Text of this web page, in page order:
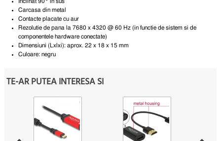
Carcasa din metal
Contacte placate cu aur
Rezolutie de pana la 7680 x 4320 @ 60 Hz (in functie de sistem si de
componentele hardware conectate)
Dimensiuni (Lxlxi): aprox. 22 x 18 x 15 mm
Culoare: negru
TE-AR PUTEA INTERESA SI